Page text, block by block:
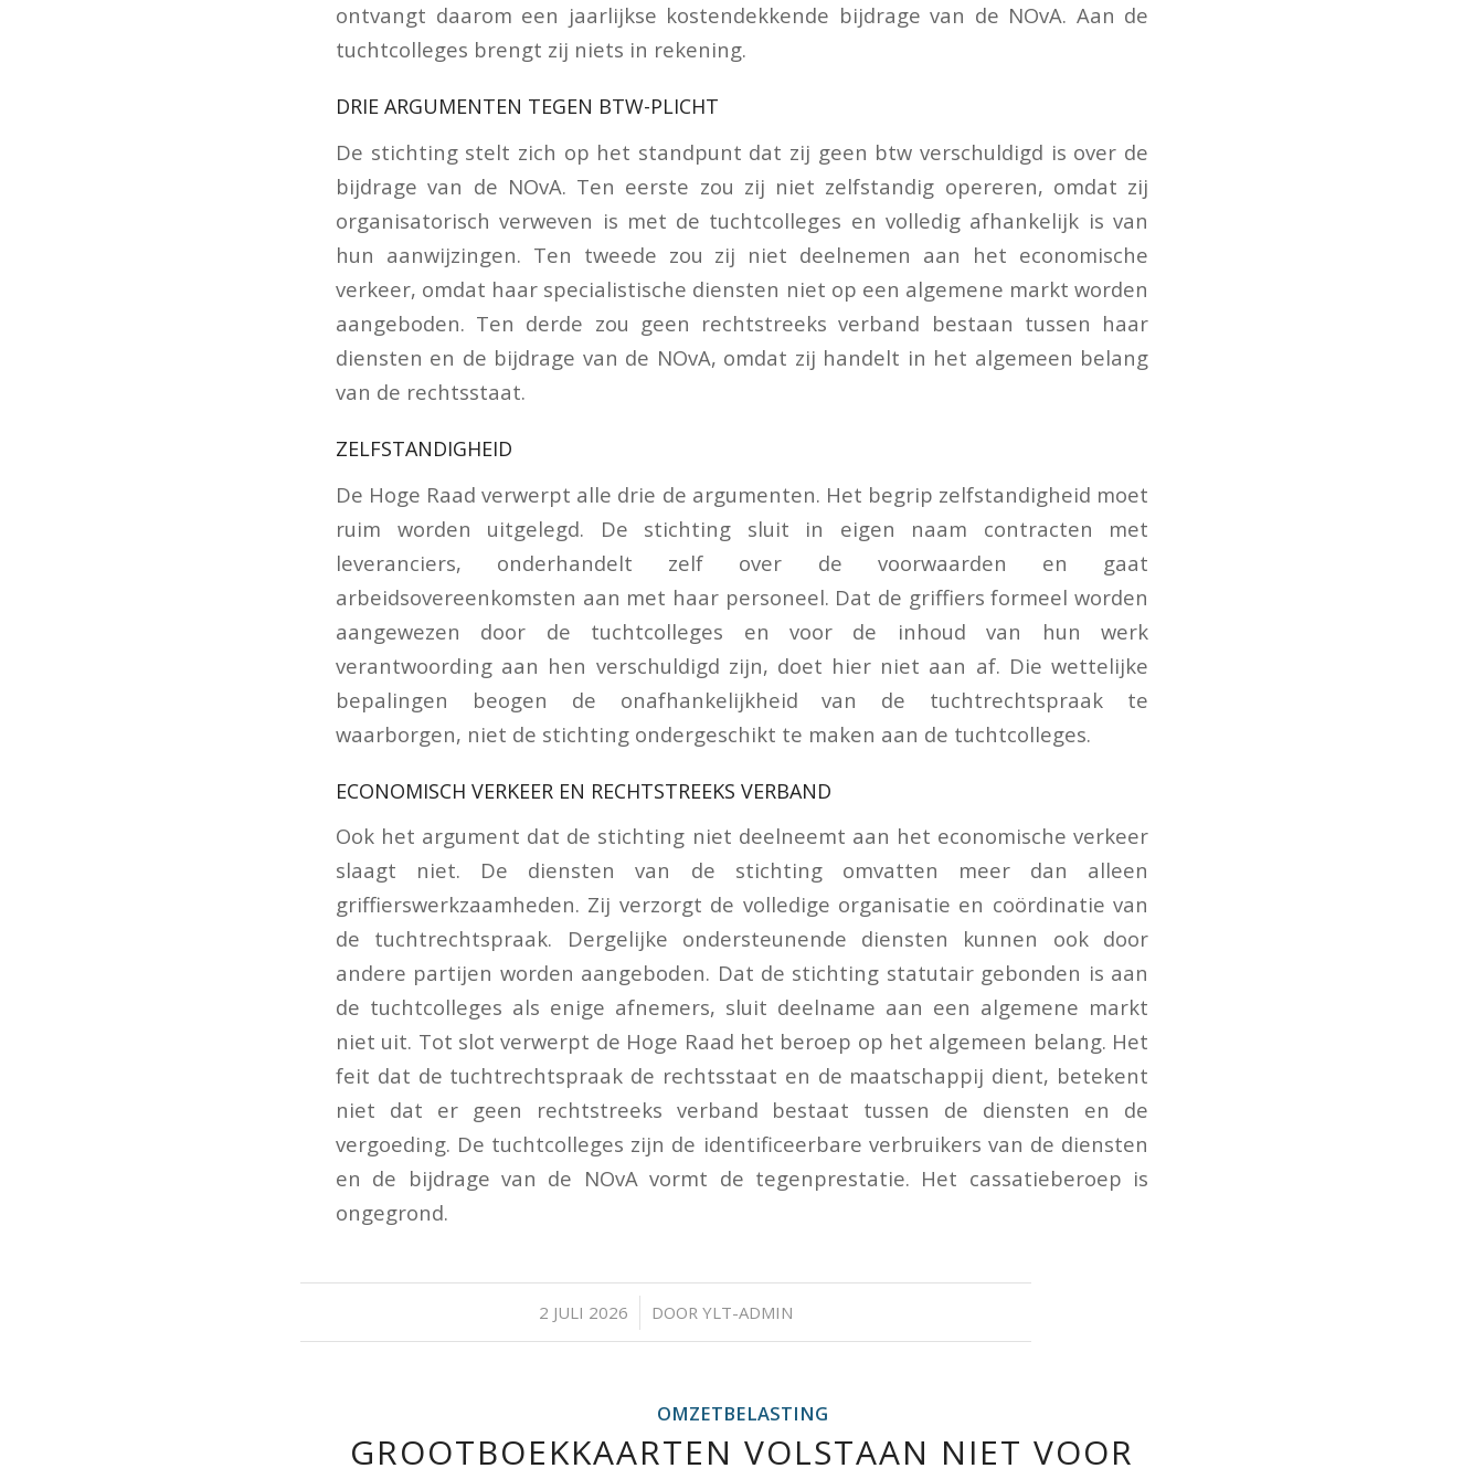
ontvangt daarom een jaarlijkse kostendekkende bijdrage van de NOvA. Aan de
tuchtcolleges brengt zij niets in rekening.
DRIE ARGUMENTEN TEGEN BTW-PLICHT
De stichting stelt zich op het standpunt dat zij geen btw verschuldigd is over de
bijdrage van de NOvA. Ten eerste zou zij niet zelfstandig opereren, omdat zij
organisatorisch verweven is met de tuchtcolleges en volledig afhankelijk is van
hun aanwijzingen. Ten tweede zou zij niet deelnemen aan het economische
verkeer, omdat haar specialistische diensten niet op een algemene markt worden
aangeboden. Ten derde zou geen rechtstreeks verband bestaan tussen haar
diensten en de bijdrage van de NOvA, omdat zij handelt in het algemeen belang
van de rechtsstaat.
ZELFSTANDIGHEID
De Hoge Raad verwerpt alle drie de argumenten. Het begrip zelfstandigheid moet
ruim worden uitgelegd. De stichting sluit in eigen naam contracten met
leveranciers, onderhandelt zelf over de voorwaarden en gaat
arbeidsovereenkomsten aan met haar personeel. Dat de griffiers formeel worden
aangewezen door de tuchtcolleges en voor de inhoud van hun werk
verantwoording aan hen verschuldigd zijn, doet hier niet aan af. Die wettelijke
bepalingen beogen de onafhankelijkheid van de tuchtrechtspraak te
waarborgen, niet de stichting ondergeschikt te maken aan de tuchtcolleges.
ECONOMISCH VERKEER EN RECHTSTREEKS VERBAND
Ook het argument dat de stichting niet deelneemt aan het economische verkeer
slaagt niet. De diensten van de stichting omvatten meer dan alleen
griffierswerkzaamheden. Zij verzorgt de volledige organisatie en coördinatie van
de tuchtrechtspraak. Dergelijke ondersteunende diensten kunnen ook door
andere partijen worden aangeboden. Dat de stichting statutair gebonden is aan
de tuchtcolleges als enige afnemers, sluit deelname aan een algemene markt
niet uit. Tot slot verwerpt de Hoge Raad het beroep op het algemeen belang. Het
feit dat de tuchtrechtspraak de rechtsstaat en de maatschappij dient, betekent
niet dat er geen rechtstreeks verband bestaat tussen de diensten en de
vergoeding. De tuchtcolleges zijn de identificeerbare verbruikers van de diensten
en de bijdrage van de NOvA vormt de tegenprestatie. Het cassatieberoep is
ongegrond.
2 JULI 2026
/ DOORYLT-ADMIN
OMZETBELASTING
GROOTBOEKKAARTEN VOLSTAAN NIET VOOR